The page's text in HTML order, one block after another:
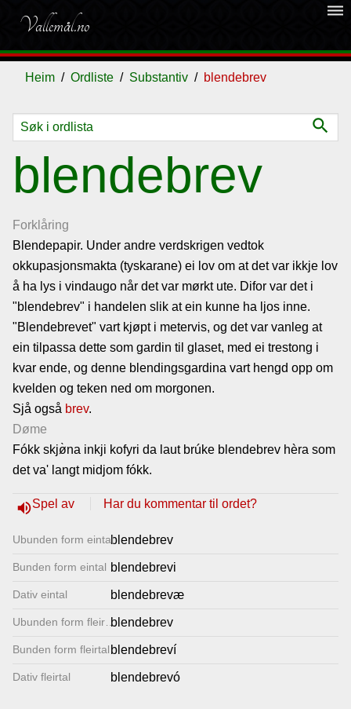
Vallemål.no
dehaze
Heim Ordliste Substantiv blendebrev
search
blendebrev
Forklåring
Blendepapir. Under andre verdskrigen vedtok
okkupasjonsmakta (tyskarane) ei lov om at det var ikkje lov
å ha lys i vindaugo når det var mørkt ute. Difor var det i
"blendebrev" i handelen slik at ein kunne ha ljos inne.
"Blendebrevet" vart kjøpt i metervis, og det var vanleg at
ein tilpassa dette som gardin til glaset, med ei trestong i
kvar ende, og denne blendingsgardina vart hengd opp om
kvelden og teken ned om morgonen.
Sjå også brev.
Døme
Fókk skjø̀na inkji kofyri da laut brúke blendebrev hèra som
det va' langt midjom fókk.
volume_upSpel av Har du kommentar til ordet?
Ubunden form eintalblendebrev
Bunden form eintal blendebrevi
Dativ eintal blendebrevæ
Ubunden form fleirtal
blendebrev
Bunden form fleirtal blendebreví
Dativ fleirtal blendebrevó
Ordliste
Om
vallemålet
Gjestebok
Nyhende
Lenkjer
Kontakt
oss